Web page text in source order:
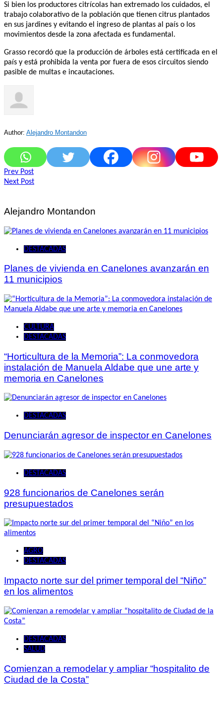
Si bien los productores citrícolas han extremado los cuidados, el
trabajo colaborativo de la población que tienen citrus plantados
en sus jardines y evitando el ingreso de plantas al país o los
movimientos desde la zona afectada es fundamental.
Grasso recordó que la producción de árboles está certificada en el
país y está prohibida la venta por fuera de esos circuitos siendo
pasible de multas e incautaciones.
Author: Alejandro Montandon
Navegación
de
Prev Post
Next Post
Alejandro Montandon
DESTACADAS
Planes de vivienda en Canelones avanzarán en
11 municipios
CULTURA
DESTACADAS
“Horticultura de la Memoria”: La conmovedora
instalación de Manuela Aldabe que une arte y
memoria en Canelones
DESTACADAS
Denunciarán agresor de inspector en Canelones
DESTACADAS
928 funcionarios de Canelones serán
presupuestados
AGRO
DESTACADAS
Impacto norte sur del primer temporal del “Niño”
en los alimentos
DESTACADAS
SALUD
Comienzan a remodelar y ampliar “hospitalito de
Ciudad de la Costa”